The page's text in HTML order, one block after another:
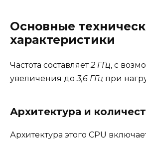
Основные
характеристики
Частота составляет2 ГГц, с
увеличения до3,6 ГГц при
Архитектура и
Архитектура этого CPU